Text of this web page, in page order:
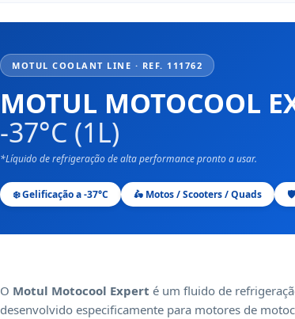
MOTUL COOLANT LINE · REF. 111762
MOTUL MOTOCOOL
-37°C (1L)
*Líquido de refrigeração de alta performance pronto a usar.
❄️ Gelificação a -37°C 🛵 Motos / Scooters / Quads
O Motul Motocool Expert é um fluido de
desenvolvido especificamente para motores de